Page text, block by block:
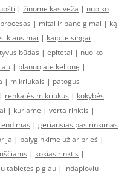
| žinome kas veža | nuo ko
procesas | mitai ir paneigimai | ką
klausimai | kaip teisingai
būdas | epitetai | nuo ko
| planuojate kelionę |
| mikriukais | patogus
| renkatės mikriukus | kokybės
| kuriame | verta rinktis |
| geriausias pasirinkimas
| palyginkime už ar prieš |
| kokias rinktis |
tabletes pigiau | indaploviu